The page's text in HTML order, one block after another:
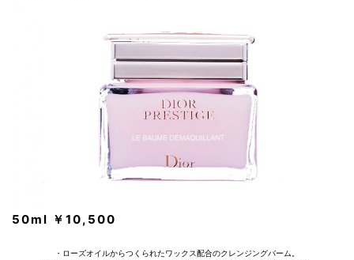
50ml ￥10,500
・ローズオイルからつくられたワックス配合のクレンジングバーム。